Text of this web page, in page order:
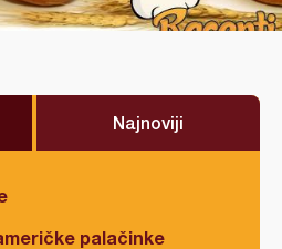
Najnoviji
palačinke